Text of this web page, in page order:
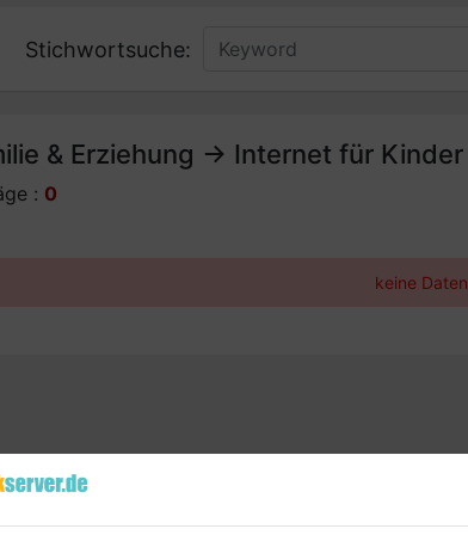
Stichwortsuche:
& Erziehung -> Internet für Kinder
: 0
keine Daten